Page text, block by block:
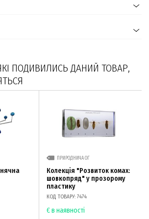
ПОДИВИЛИСЬ ДАНИЙ ТОВАР,
ПРИРОДНИЧА ОГ
Колекція "Розвиток комах:
шовкопряд" у прозорому
пластику
КОД ТОВАРУ: 7474
Є в наявності